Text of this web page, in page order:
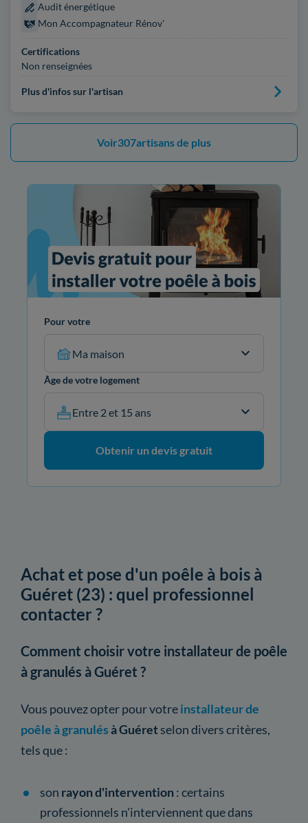
Audit énergétique
Mon Accompagnateur Rénov'
Certifications
Non renseignées
Plus d'infos sur l'artisan
Voir307artisans de plus
Pour votre
Ma maison
Âge de votre logement
Entre 2 et 15 ans
Obtenir un devis gratuit
Achat et pose d'un poêle à bois à
Guéret (23) : quel professionnel
contacter ?
Comment choisir votre installateur de poêle
à granulés à Guéret ?
Vous pouvez opter pour votreinstallateur de
poêle à granulésà Guéretselon divers critères,
tels que :
son rayond'intervention: certains
professionnels n'interviennent que dans